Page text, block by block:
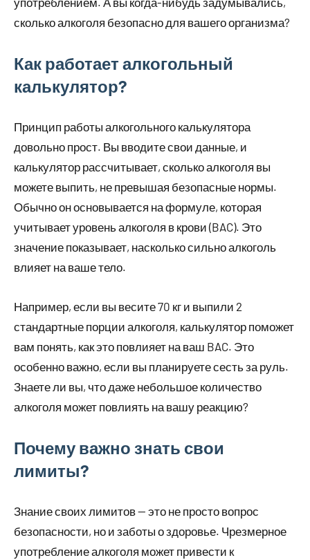
сколько алкоголя безопасно для вашего организма?
Как работает алкогольный
калькулятор?
Принцип работы алкогольного калькулятора
довольно прост. Вы вводите свои данные, и
калькулятор рассчитывает, сколько алкоголя вы
можете выпить, не превышая безопасные нормы.
Обычно он основывается на формуле, которая
учитывает уровень алкоголя в крови (BAC). Это
значение показывает, насколько сильно алкоголь
влияет на ваше тело.
Например, если вы весите 70 кг и выпили 2
стандартные порции алкоголя, калькулятор поможет
вам понять, как это повлияет на ваш BAC. Это
особенно важно, если вы планируете сесть за руль.
Знаете ли вы, что даже небольшое количество
алкоголя может повлиять на вашу реакцию?
Почему важно знать свои
лимиты?
Знание своих лимитов — это не просто вопрос
безопасности, но и заботы о здоровье. Чрезмерное
употребление алкоголя может привести к